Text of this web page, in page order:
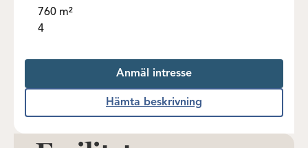
760 m²
4
Anmäl intresse
Hämta beskrivning